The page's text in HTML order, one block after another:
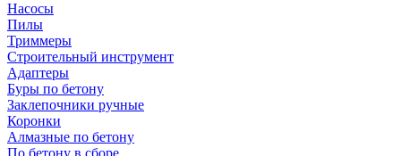
Насосы
Пилы
Триммеры
Строительный инструмент
Адаптеры
Буры по бетону
Заклепочники ручные
Коронки
Алмазные по бетону
По бетону в сборе